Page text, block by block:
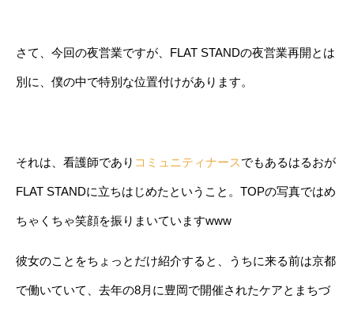
さて、今回の夜営業ですが、FLAT STANDの夜営業再開とは
別に、僕の中で特別な位置付けがあります。
それは、看護師であり コミュニティナースでもあるはるおが
FLAT STANDに立ちはじめたということ。TOPの写真ではめ
ちゃくちゃ笑顔を振りまいていますwww
彼女のことをちょっとだけ紹介すると、うちに来る前は京都
で働いていて、去年の8月に豊岡で開催されたケアとまちづ